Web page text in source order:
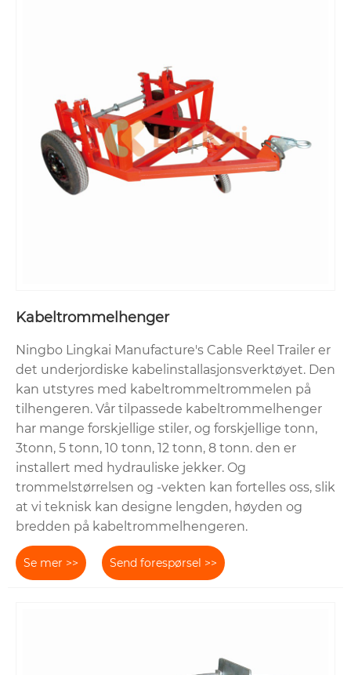
Kabeltrommelhenger
Ningbo Lingkai Manufacture's Cable Reel Trailer er
det underjordiske kabelinstallasjonsverktøyet. Den
kan utstyres med kabeltrommeltrommelen på
tilhengeren. Vår tilpassede kabeltrommelhenger
har mange forskjellige stiler, og forskjellige tonn,
3tonn, 5 tonn, 10 tonn, 12 tonn, 8 tonn. den er
installert med hydrauliske jekker. Og
trommelstørrelsen og -vekten kan fortelles oss, slik
at vi teknisk kan designe lengden, høyden og
bredden på kabeltrommelhengeren.
Se mer >> Send forespørsel >>